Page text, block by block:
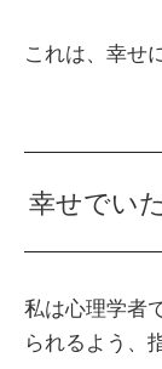
これは、幸せ
幸せでい
私は心理学者
られるよう、